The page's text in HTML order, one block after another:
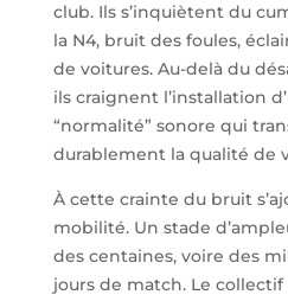
club. Ils s’inquiètent du
la N4, bruit des foules,
de voitures. Au-delà du
ils craignent l’installation
“normalité” sonore qui
durablement la qualité de
À cette crainte du bruit
mobilité. Un stade
des centaines, voire des
jours de match. Le